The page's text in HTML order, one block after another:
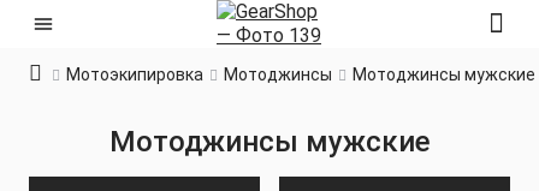
Мотоэкипировка Мотоджинсы Мотоджинсы мужские
Мотоджинсы мужские